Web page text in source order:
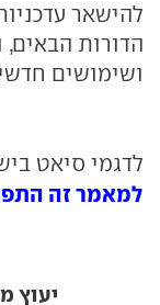
להישאר
הדורות
ושימושים
לדגמי סיאט
למאמר זה התפרסמו
יעוץ